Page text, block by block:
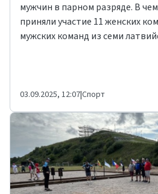
мужчин в парном разряде. В
приняли участие 11 женских
мужских команд из семи
03.09.2025, 12:07|Спорт